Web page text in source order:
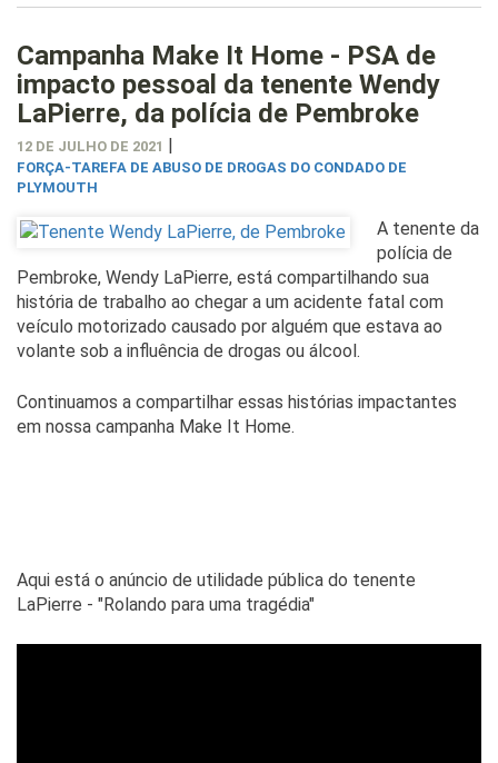
Campanha Make It Home - PSA de
impacto pessoal da tenente Wendy
LaPierre, da polícia de Pembroke
12 DE JULHO DE 2021
FORÇA-TAREFA DE ABUSO DE DROGAS DO CONDADO DE
PLYMOUTH
A tenente da
polícia de
Pembroke, Wendy LaPierre, está compartilhando sua
história de trabalho ao chegar a um acidente fatal com
veículo motorizado causado por alguém que estava ao
volante sob a influência de drogas ou álcool.
Continuamos a compartilhar essas histórias impactantes
em nossa campanha Make It Home.
Aqui está o anúncio de utilidade pública do tenente
LaPierre - "Rolando para uma tragédia"